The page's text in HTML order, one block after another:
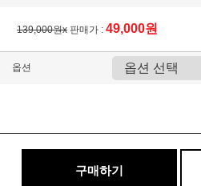
139,000원x 판매가 : 49,000원
옵션
구매하기